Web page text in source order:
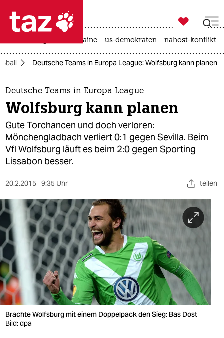
 taz zahl ich
taz zahl ich
themen
politik
öko
gesellschaft
kultur
sport
berlin
nord
wahrheit
verlag
verlag

taz zahl ich
krieg in der ukraine us-demokraten nahost-konflikt
Deutsche Teams in Europa League: Wolfsburg kann planen
Deutsche Teams in Europa League
Wolfsburg kann planen
Gute Torchancen und doch verloren:
Mönchengladbach verliert 0:1 gegen Sevilla. Beim
Vfl Wolfsburg läuft es beim 2:0 gegen Sporting
Lissabon besser.
20.2.2015 9:35 Uhr teilen
Brachte Wolfsburg mit einem Doppelpack den Sieg: Bas Dost
Bild: dpa